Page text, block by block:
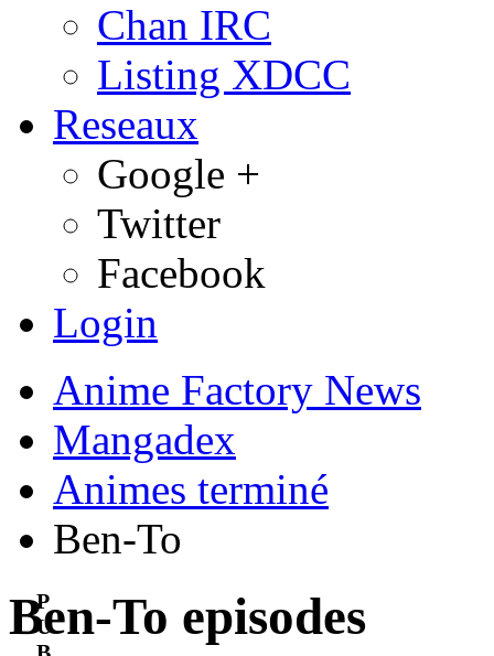
Chan IRC
Listing XDCC
Reseaux
Google +
Twitter
Facebook
Login
Anime Factory News
Mangadex
Animes terminé
Ben-To
P
U
Ben-To episodes